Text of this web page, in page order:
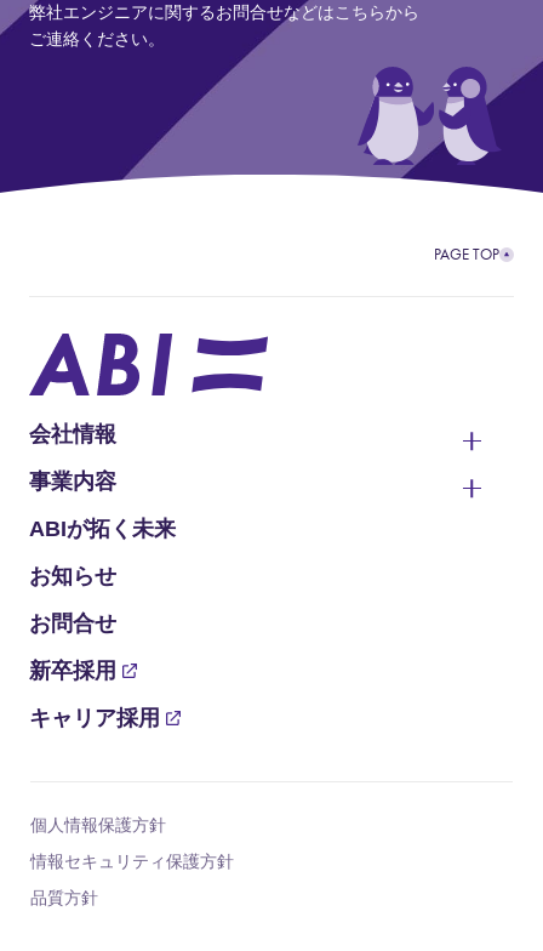
弊社エンジニアに関するお問合せなどはこちらから
ご連絡ください。
PAGE TOP
会社情報
事業内容
ABIが拓く未来
お知らせ
お問合せ
新卒採用
キャリア採用
個人情報保護方針
情報セキュリティ保護方針
品質方針